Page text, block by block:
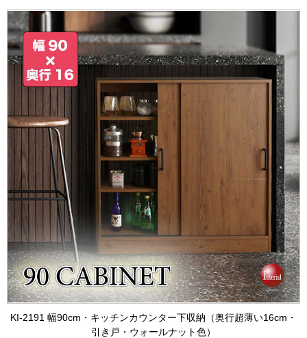
KI-2191 幅90cm・キッチンカウンター下収納（奥行超薄い16cm・
引き戸・ウォールナット色）